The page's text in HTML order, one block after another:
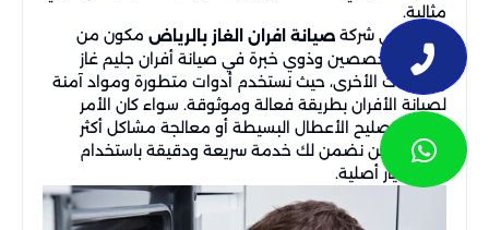
مثالية.
فريقنا في شركة صيانة افران الغاز بالرياض مكون من
فنيين متخصصين وذوي خبرة في صيانة أفران جليم غاز
والماركات الأخرى، حيث نستخدم أدوات متطورة ومواد آمنة
لصيانة الأفران بطريقة فعالة وموثوقة. سواء كان الأمر
يتعلق بتصليح الأعطال البسيطة أو معالجة مشاكل أكثر
تعقيدًا، نحن نضمن لك خدمة سريعة ودقيقة باستخدام
قطع غيار أصلية.